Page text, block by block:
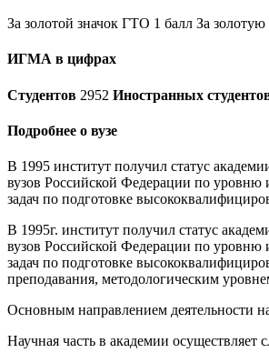
За золотой значок ГТО 1 балл За
ИГМА в цифрах
Студентов 2952 Иностранных
Подробнее о вузе
В 1995 институт получил статус
вузов Российской Федерации по уровню
задач по подготовке
В 1995г. институт получил статус
вузов Российской Федерации по уровню
задач по подготовке
преподавания, методологическим
Основным направлением деятельности
Научная часть в академии осуществляет